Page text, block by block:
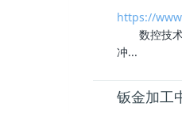
https://
数控技术
冲...
钣金加工